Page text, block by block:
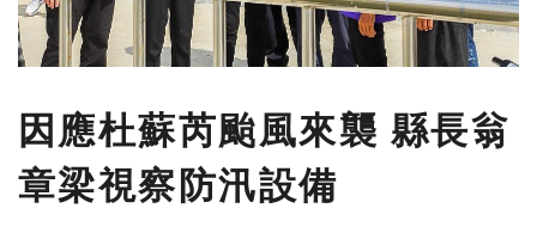
因應杜蘇芮颱風來襲 縣長翁
章梁視察防汛設備